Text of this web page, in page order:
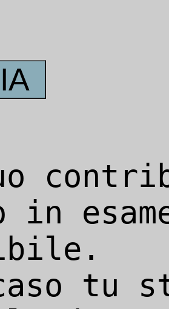
in
tu